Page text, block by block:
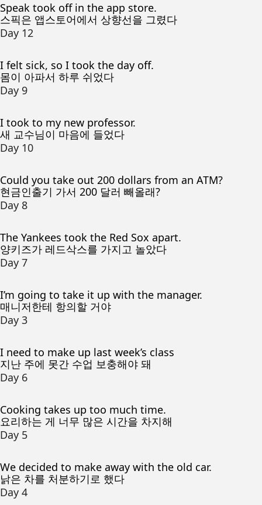
Speak took off in the app store.
스픽은 앱스토어에서 상향선을 그렸다
Day 12
I felt sick, so I took the day off.
몸이 아파서 하루 쉬었다
Day 9
I took to my new professor.
새 교수님이 마음에 들었다
Day 10
Could you take out 200 dollars from an ATM?
현금인출기 가서 200 달러 빼올래?
Day 8
The Yankees took the Red Sox apart.
양키즈가 레드삭스를 가지고 놀았다
Day 7
I’m going to take it up with the manager.
매니저한테 항의할 거야
Day 3
I need to make up last week’s class
지난 주에 못간 수업 보충해야 돼
Day 6
Cooking takes up too much time.
요리하는 게 너무 많은 시간을 차지해
Day 5
We decided to make away with the old car.
낡은 차를 처분하기로 했다
Day 4